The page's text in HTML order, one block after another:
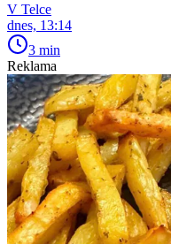
V Telce
dnes, 13:14
3 min
Reklama